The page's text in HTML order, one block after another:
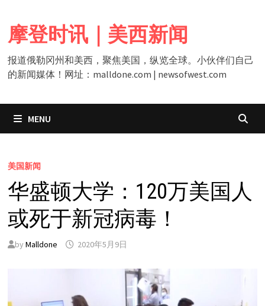
content
摩登时讯｜美西新闻
报道俄勒冈州和美西，聚焦美国，纵览全球。小伙伴们自己
的新闻媒体！网址：malldone.com | newsofwest.com
MENU
美国新闻
华盛顿大学：120万美国人
或死于新冠病毒！
by Malldone 2020年5月9日